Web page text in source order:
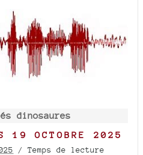
dinosaures
19 OCTOBRE 2025
/ Temps de lecture